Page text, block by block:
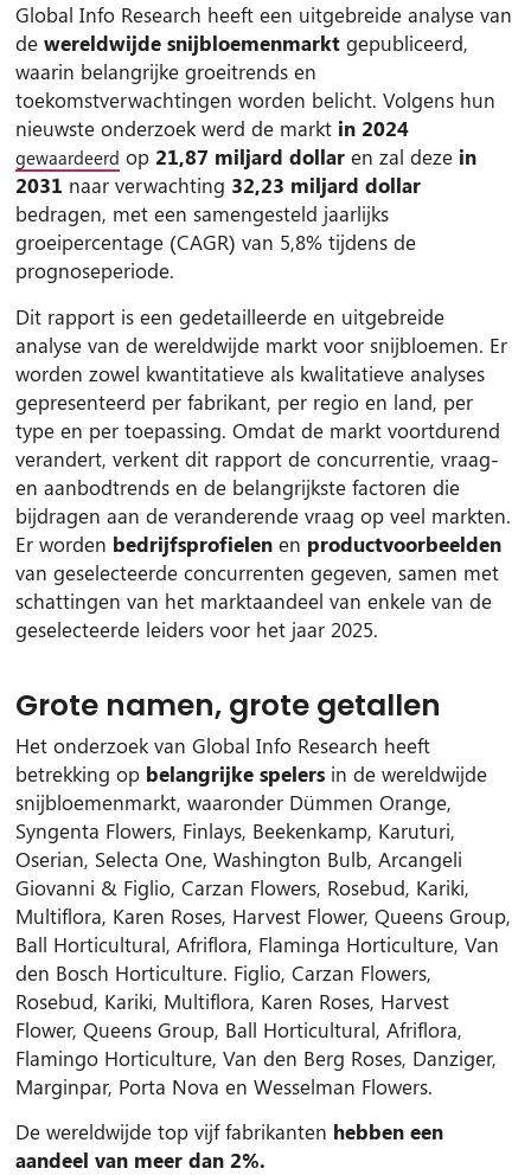
Global Info Research heeft een uitgebreide analyse van
de wereldwijde snijbloemenmarktgepubliceerd,
waarin belangrijke groeitrends en
toekomstverwachtingen worden belicht. Volgens hun
nieuwste onderzoek werd de markt in 2024
gewaardeerd op 21,87 miljard dollaren zal deze in
2031 naar verwachting 32,23 miljard dollar
bedragen, met een samengesteld jaarlijks
groeipercentage (CAGR) van 5,8% tijdens de
prognoseperiode.
Dit rapport is een gedetailleerde en uitgebreide
analyse van de wereldwijde markt voor snijbloemen. Er
worden zowel kwantitatieve als kwalitatieve analyses
gepresenteerd per fabrikant, per regio en land, per
type en per toepassing. Omdat de markt voortdurend
verandert, verkent dit rapport de concurrentie, vraag-
en aanbodtrends en de belangrijkste factoren die
bijdragen aan de veranderende vraag op veel markten.
Er worden bedrijfsprofielenen productvoorbeelden
van geselecteerde concurrenten gegeven, samen met
schattingen van het marktaandeel van enkele van de
geselecteerde leiders voor het jaar 2025.
Grote namen, grote getallen
Het onderzoek van Global Info Research heeft
betrekking op belangrijke spelersin de wereldwijde
snijbloemenmarkt, waaronder Dümmen Orange,
Syngenta Flowers, Finlays, Beekenkamp, Karuturi,
Oserian, Selecta One, Washington Bulb, Arcangeli
Giovanni & Figlio, Carzan Flowers, Rosebud, Kariki,
Multiflora, Karen Roses, Harvest Flower, Queens Group,
Ball Horticultural, Afriflora, Flaminga Horticulture, Van
den Bosch Horticulture. Figlio, Carzan Flowers,
Rosebud, Kariki, Multiflora, Karen Roses, Harvest
Flower, Queens Group, Ball Horticultural, Afriflora,
Flamingo Horticulture, Van den Berg Roses, Danziger,
Marginpar, Porta Nova en Wesselman Flowers.
De wereldwijde top vijf fabrikanten hebben een
aandeel van meer dan 2%.